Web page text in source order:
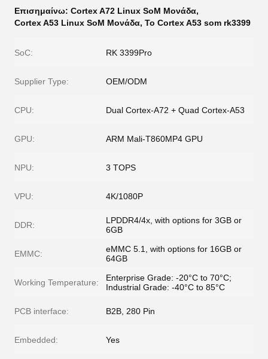
Επισημαίνω: Cortex A72 Linux SoM Μονάδα,
Cortex A53 Linux SoM Μονάδα, Το Cortex A53 som rk3399
SoC: RK 3399Pro
Supplier Type: OEM/ODM
CPU: Dual Cortex-A72 + Quad Cortex-A53
GPU: ARM Mali-T860MP4 GPU
NPU: 3 TOPS
VPU: 4K/1080P
DDR:
LPDDR4/4x, with options for 3GB or
6GB
EMMC:
eMMC 5.1, with options for 16GB or
64GB
Working Temperature:
Enterprise Grade: -20°C to 70°C;
Industrial Grade: -40°C to 85°C
PCB interface: B2B, 280 Pin
Embedded: Yes